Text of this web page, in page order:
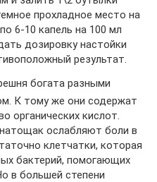
прохладное место на
6-10 капель на 100 мл
дозировку настойки
результат.
богата разными
К тому же они содержат
органических кислот.
ослабляют боли в
клетчатки, которая
бактерий, помогающих
в большей степени